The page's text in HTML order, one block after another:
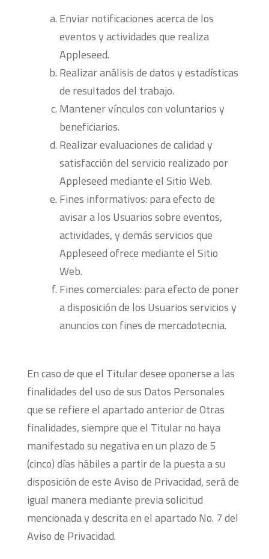
Enviar notificaciones acerca de los
eventos y actividades que realiza
Appleseed.
Realizar análisis de datos y estadísticas
de resultados del trabajo.
Mantener vínculos con voluntarios y
beneficiarios.
Realizar evaluaciones de calidad y
satisfacción del servicio realizado por
Appleseed mediante el Sitio Web.
Fines informativos: para efecto de
avisar a los Usuarios sobre eventos,
actividades, y demás servicios que
Appleseed ofrece mediante el Sitio
Web.
Fines comerciales: para efecto de poner
a disposición de los Usuarios servicios y
anuncios con fines de mercadotecnia.
En caso de que el Titular desee oponerse a las
finalidades del uso de sus Datos Personales
que se refiere el apartado anterior de Otras
finalidades, siempre que el Titular no haya
manifestado su negativa en un plazo de 5
(cinco) días hábiles a partir de la puesta a su
disposición de este Aviso de Privacidad, será de
igual manera mediante previa solicitud
mencionada y descrita en el apartado No. 7 del
Aviso de Privacidad.